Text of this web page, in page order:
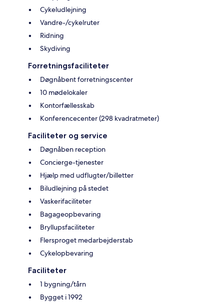
Cykeludlejning
Vandre-/cykelruter
Ridning
Skydiving
Forretningsfaciliteter
Døgnåbent forretningscenter
10 mødelokaler
Kontorfællesskab
Konferencecenter (298 kvadratmeter)
Faciliteter og service
Døgnåben reception
Concierge-tjenester
Hjælp med udflugter/billetter
Biludlejning på stedet
Vaskerifaciliteter
Bagageopbevaring
Bryllupsfaciliteter
Flersproget medarbejderstab
Cykelopbevaring
Faciliteter
1 bygning/tårn
Bygget i 1992